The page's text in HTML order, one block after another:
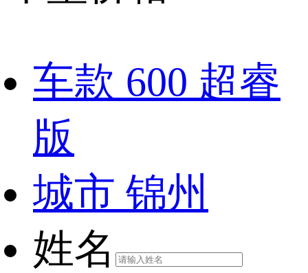
车款 600 超睿
版
城市 锦州
姓名